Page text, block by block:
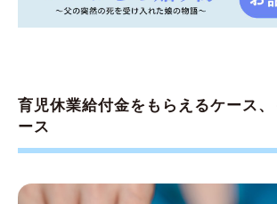
育児休業給付金をもらえるケース
ース